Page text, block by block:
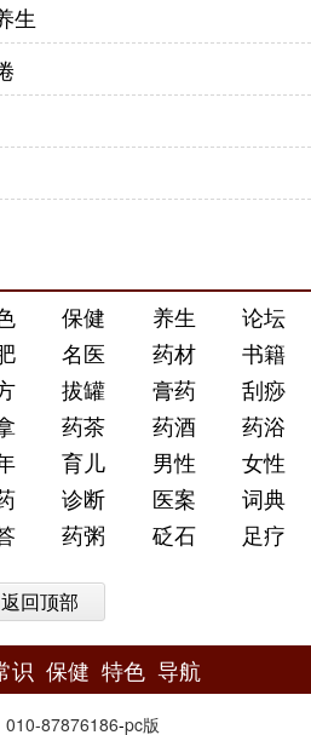
生
保健 养生
论坛
名医 药材
书籍
拔罐 膏药
刮痧
药茶 药酒
药浴
育儿 男性
女性
诊断 医案
词典
药粥 砭石 足疗
返回顶部
识 保健 特色 导航
010-87876186-pc版